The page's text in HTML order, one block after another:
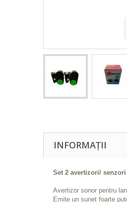
INFORMAȚII
Set 2 avertizori/
Avertizor sonor pentru
Emite un sunet foarte